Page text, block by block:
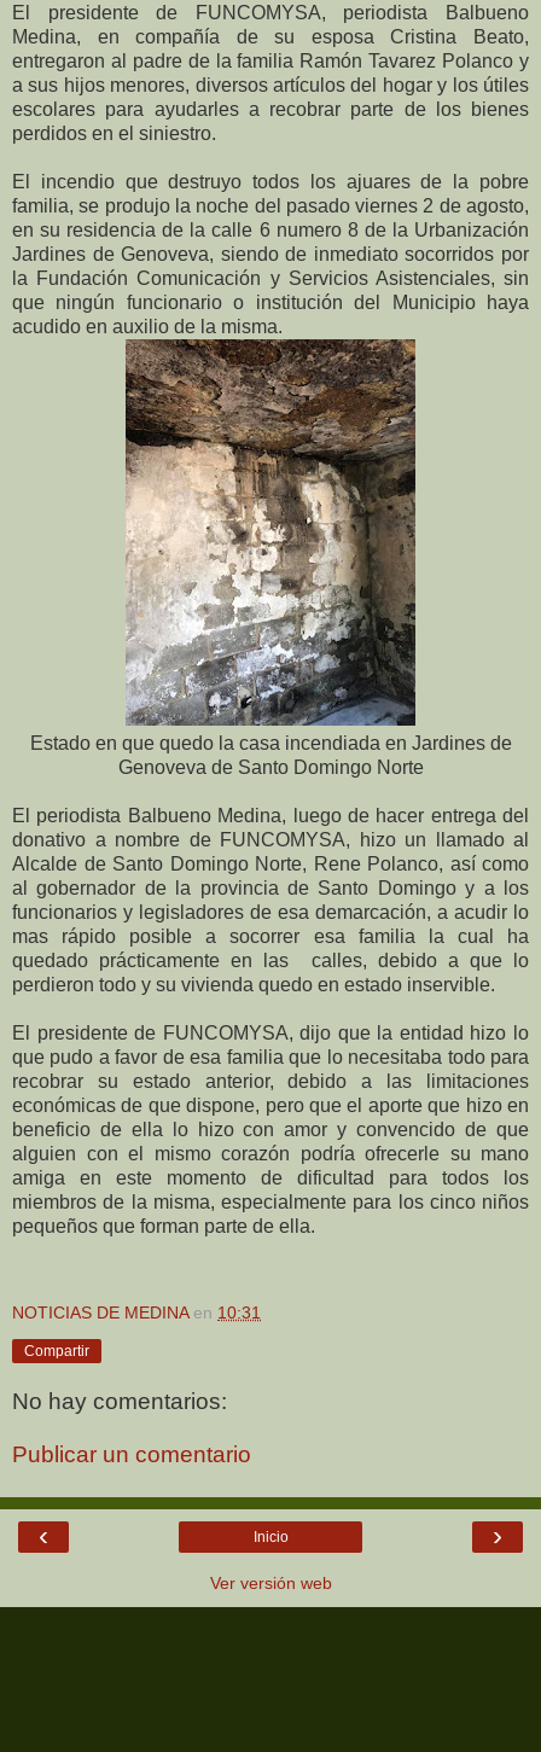
El presidente de FUNCOMYSA, periodista Balbueno
Medina, en compañía de su esposa Cristina Beato,
entregaron al padre de la familia Ramón Tavarez Polanco y
a sus hijos menores, diversos artículos del hogar y los útiles
escolares para ayudarles a recobrar parte de los bienes
perdidos en el siniestro.
El incendio que destruyo todos los ajuares de la pobre
familia, se produjo la noche del pasado viernes 2 de agosto,
en su residencia de la calle 6 numero 8 de la Urbanización
Jardines de Genoveva, siendo de inmediato socorridos por
la Fundación Comunicación y Servicios Asistenciales, sin
que ningún funcionario o institución del Municipio haya
acudido en auxilio de la misma.
Estado en que quedo la casa incendiada en Jardines de
Genoveva de Santo Domingo Norte
El periodista Balbueno Medina, luego de hacer entrega del
donativo a nombre de FUNCOMYSA, hizo un llamado al
Alcalde de Santo Domingo Norte, Rene Polanco, así como
al gobernador de la provincia de Santo Domingo y a los
funcionarios y legisladores de esa demarcación, a acudir lo
mas rápido posible a socorrer esa familia la cual ha
quedado prácticamente en las calles, debido a que lo
perdieron todo y su vivienda quedo en estado inservible.
El presidente de FUNCOMYSA, dijo que la entidad hizo lo
que pudo a favor de esa familia que lo necesitaba todo para
recobrar su estado anterior, debido a las limitaciones
económicas de que dispone, pero que el aporte que hizo en
beneficio de ella lo hizo con amor y convencido de que
alguien con el mismo corazón podría ofrecerle su mano
amiga en este momento de dificultad para todos los
miembros de la misma, especialmente para los cinco niños
pequeños que forman parte de ella.
NOTICIAS DE MEDINA en 10:31
Compartir
No hay comentarios:
Publicar un comentario
‹ ›
Inicio
Ver versión web